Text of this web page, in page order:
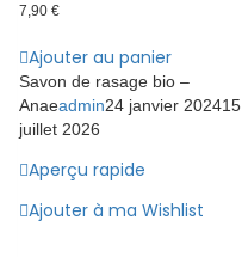
7,90 €
Ajouter au panier
Savon de rasage bio –
Anaeadmin24 janvier 202415
juillet 2026
Aperçu rapide
Ajouter à ma Wishlist